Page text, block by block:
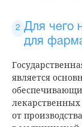
Для чего
для
является
от